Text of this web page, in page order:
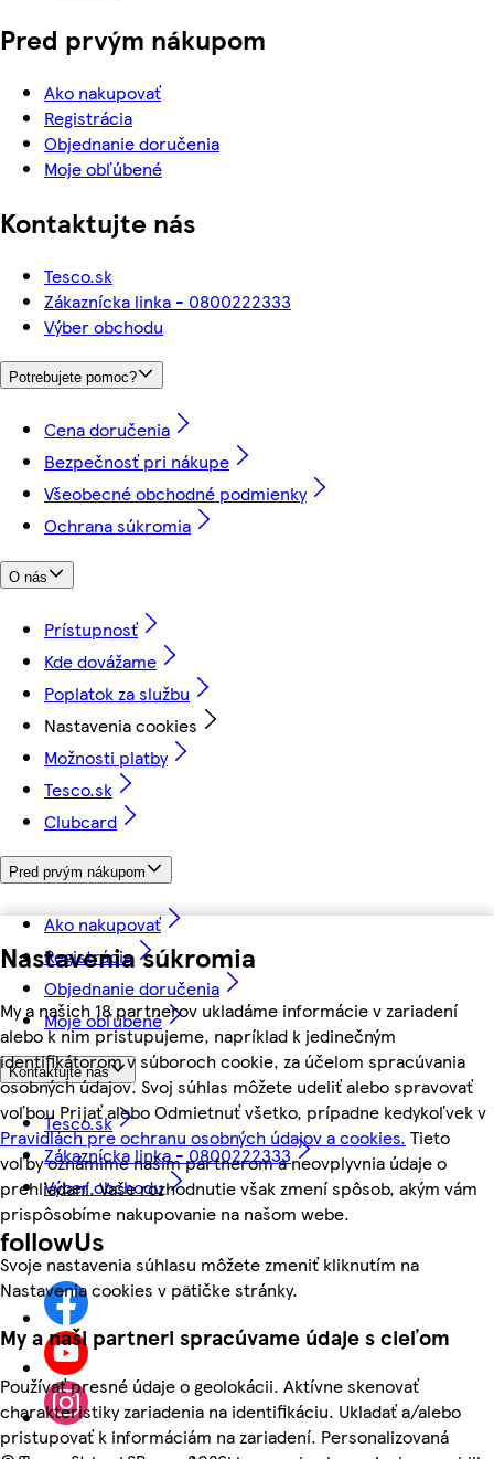
Nastavenia súkromia
My a našich 18 partnerov ukladáme informácie v zariadení
alebo k nim pristupujeme, napríklad k jedinečným
identifikátorom v súboroch cookie, za účelom spracúvania
osobných údajov. Svoj súhlas môžete udeliť alebo spravovať
voľbou Prijať alebo Odmietnuť všetko, prípadne kedykoľvek v
Pravidlách pre ochranu osobných údajov a cookies. Tieto
voľby oznámime našim partnerom a neovplyvnia údaje o
prehliadaní. Vaše rozhodnutie však zmení spôsob, akým vám
prispôsobíme nakupovanie na našom webe.
Svoje nastavenia súhlasu môžete zmeniť kliknutím na
Nastavenia cookies v pätičke stránky.
My a naši partneri spracúvame údaje s cieľom
Používať presné údaje o geolokácii. Aktívne skenovať
charakteristiky zariadenia na identifikáciu. Ukladať a/alebo
pristupovať k informáciám na zariadení. Personalizovaná
Pred prvým nákupom
Ako nakupovať
Registrácia
Objednanie doručenia
Moje obľúbené
Kontaktujte nás
Tesco.sk
Zákaznícka linka - 0800222333
Výber obchodu
Potrebujete pomoc?
Cena doručenia
Bezpečnosť pri nákupe
Všeobecné obchodné podmienky
Ochrana súkromia
O nás
Prístupnosť
Kde dovážame
Poplatok za službu
Nastavenia cookies
Možnosti platby
Tesco.sk
Clubcard
Pred prvým nákupom
Ako nakupovať
Registrácia
Objednanie doručenia
Moje obľúbené
Kontaktujte nás
Tesco.sk
Zákaznícka linka - 0800222333
Výber obchodu
followUs